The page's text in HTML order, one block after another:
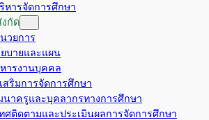
หารจัดการศึกษา
กัด
วยการ
บายและแผน
ารงานบุคคล
สริมการจัดการศึกษา
าครูและบุคลากรทางการศึกษา
ศติดตามและประเมินผลการจัดการศึกษา